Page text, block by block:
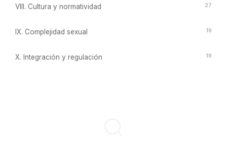
VIII. Cultura y normatividad 27
IX. Complejidad sexual 19
X. Integración y regulación 19